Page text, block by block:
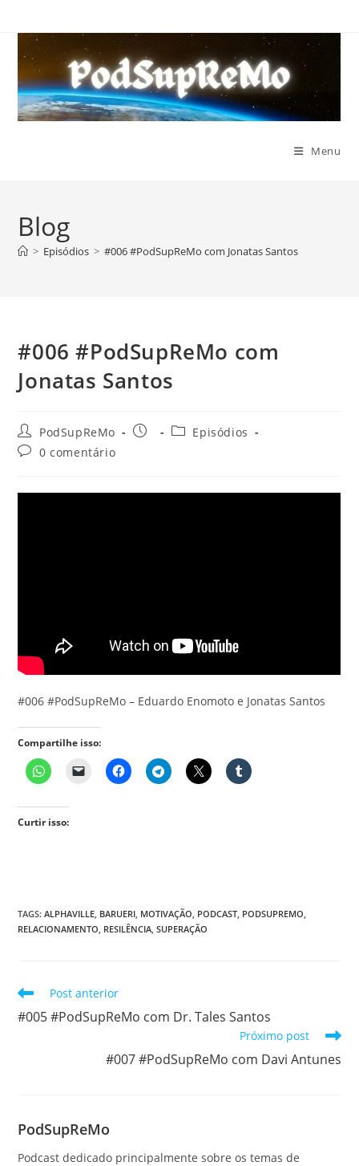
para
conteúdo
Menu
Blog
> Episódios > #006 #PodSupReMo com Jonatas Santos
#006 #PodSupReMo com
Jonatas Santos
Autor
do
post:
PodSupReMo
Post
Categoria
Episódios
Comentários
0 comentário
#006 #PodSupReMo – Eduardo Enomoto e Jonatas Santos
Compartilhe isso:
Curtir isso:
TAGS:ALPHAVILLE BARUERI MOTIVAÇÃO PODCAST PODSUPREMO
RELACIONAMENTO RESILÊNCIA SUPERAÇÃO
Leia
artigos
Post anterior
#005 #PodSupReMo com Dr. Tales Santos
Próximo post
#007 #PodSupReMo com Davi Antunes
PodSupReMo
Podcast dedicado principalmente sobre os temas de